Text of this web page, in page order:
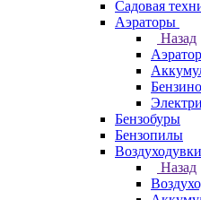
Садовая
Аэраторы
Назад
Бензобуры
Бензопилы
Воздуходувки
Назад